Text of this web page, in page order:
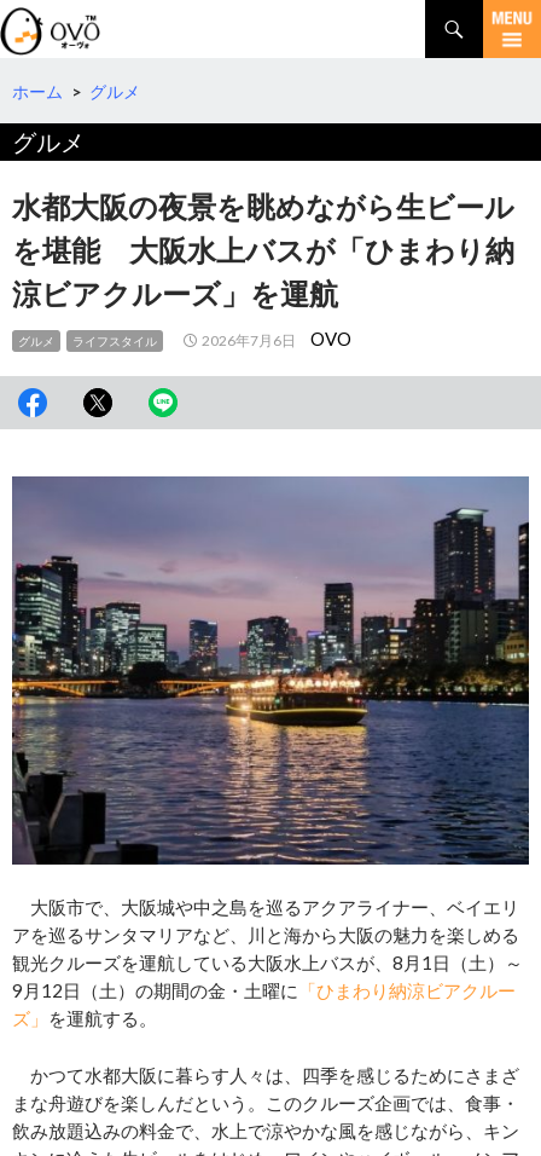
検
索
コ
テ
ツ
へ
動
ホーム > グルメ
グルメ
水都大阪の夜景を眺めながら生ビール
を堪能 大阪水上バスが「ひまわり納
涼ビアクルーズ」を運航
グルメ ライフスタイル 2026年7月6日 OVO
大阪市で、大阪城や中之島を巡るアクアライナー、ベイエリ
アを巡るサンタマリアなど、川と海から大阪の魅力を楽しめる
観光クルーズを運航している大阪水上バスが、8月1日（土）～
9月12日（土）の期間の金・土曜に
「ひまわり納涼ビアクルー
ズ」
を運航する。
かつて水都大阪に暮らす人々は、四季を感じるためにさまざ
まな舟遊びを楽しんだという。このクルーズ企画では、食事・
飲み放題込みの料金で、水上で涼やかな風を感じながら、キン